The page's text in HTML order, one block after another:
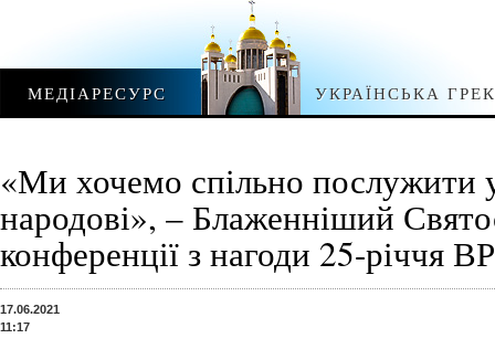
МЕДІАРЕСУРС УКРАЇНСЬКА
«Ми хочемо спільно послужити
народові», – Блаженніший
конференції з нагоди 25-річчя
17.06.2021
11:17